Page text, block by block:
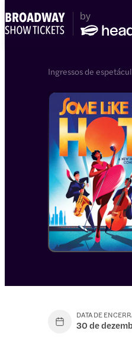
Ingressos de
DATA DE
30 de